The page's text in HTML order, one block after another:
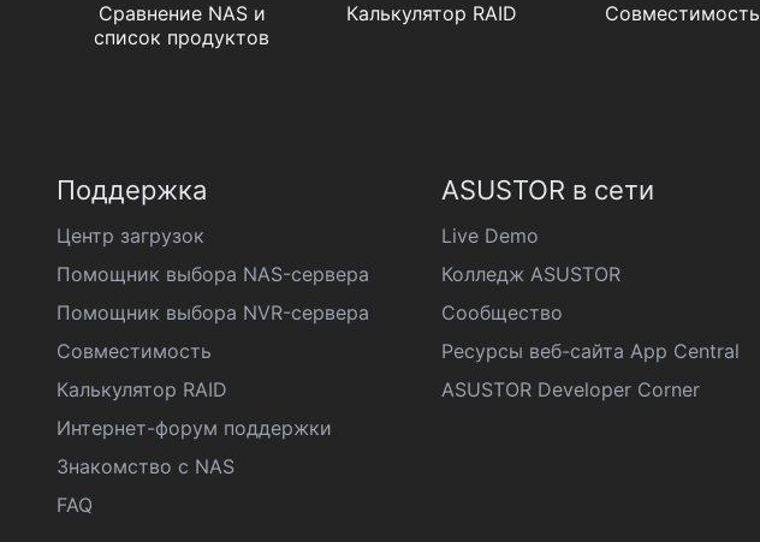
Сравнение NAS и
список продуктов
Калькулятор RAID Совместимость
Поддержка
Центр загрузок
Помощник выбора NAS-сервера
Помощник выбора NVR-сервера
Совместимость
Калькулятор RAID
Интернет-форум поддержки
Знакомство с NAS
FAQ
ASUSTOR в сети
Live Demo
Колледж ASUSTOR
Сообщество
Ресурсы веб-сайта App Central
ASUSTOR Developer Corner